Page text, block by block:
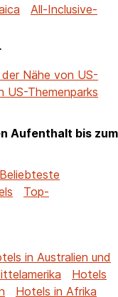
All-Inclusive-
Nähe von US-
US-Themenparks
Aufenthalt bis zum
Beliebteste
Top-
in Australien und
Hotels
Hotels in Afrika